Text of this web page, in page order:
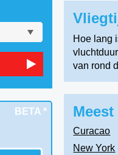
BETA *
Hoe lang
van rond
Curacao
New York